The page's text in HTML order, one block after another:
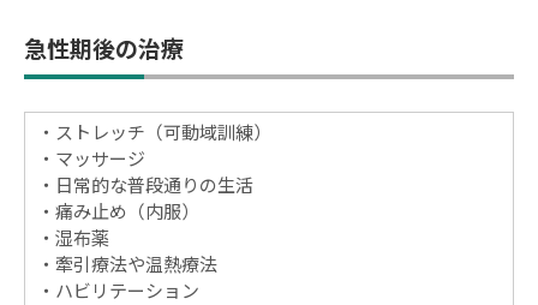
急性期後の治療
ストレッチ（可動域訓練）
マッサージ
日常的な普段通りの生活
痛み止め（内服）
湿布薬
牽引療法や温熱療法
ハビリテーション